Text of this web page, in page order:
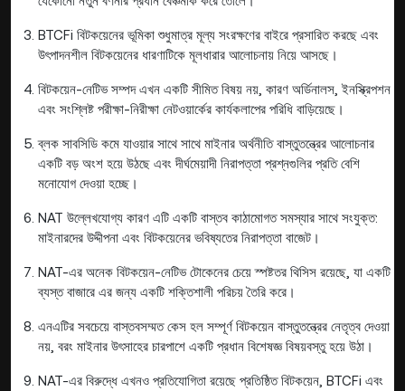
BTCFi বিটকয়েনের ভূমিকা শুধুমাত্র মূল্য সংরক্ষণের বাইরে প্রসারিত করছে এবং
উৎপাদনশীল বিটকয়েনের ধারণাটিকে মূলধারার আলোচনায় নিয়ে আসছে।
বিটকয়েন-নেটিভ সম্পদ এখন একটি সীমিত বিষয় নয়, কারণ অর্ডিনালস, ইনস্ক্রিপশন
এবং সংশ্লিষ্ট পরীক্ষা-নিরীক্ষা নেটওয়ার্কের কার্যকলাপের পরিধি বাড়িয়েছে।
ব্লক সাবসিডি কমে যাওয়ার সাথে সাথে মাইনার অর্থনীতি বাস্তুতন্ত্রের আলোচনার
একটি বড় অংশ হয়ে উঠছে এবং দীর্ঘমেয়াদী নিরাপত্তা প্রশ্নগুলির প্রতি বেশি
মনোযোগ দেওয়া হচ্ছে।
NAT উল্লেখযোগ্য কারণ এটি একটি বাস্তব কাঠামোগত সমস্যার সাথে সংযুক্ত:
মাইনারদের উদ্দীপনা এবং বিটকয়েনের ভবিষ্যতের নিরাপত্তা বাজেট।
NAT-এর অনেক বিটকয়েন-নেটিভ টোকেনের চেয়ে স্পষ্টতর থিসিস রয়েছে, যা একটি
ব্যস্ত বাজারে এর জন্য একটি শক্তিশালী পরিচয় তৈরি করে।
এনএটির সবচেয়ে বাস্তবসম্মত কেস হল সম্পূর্ণ বিটকয়েন বাস্তুতন্ত্রের নেতৃত্ব দেওয়া
নয়, বরং মাইনার উৎসাহের চারপাশে একটি প্রধান বিশেষজ্ঞ বিষয়বস্তু হয়ে উঠা।
NAT-এর বিরুদ্ধে এখনও প্রতিযোগিতা রয়েছে প্রতিষ্ঠিত বিটকয়েন, BTCFi এবং